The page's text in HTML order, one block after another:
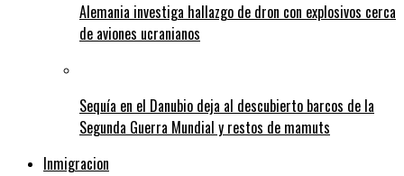
Alemania investiga hallazgo de dron con explosivos cerca
de aviones ucranianos
Sequía en el Danubio deja al descubierto barcos de la
Segunda Guerra Mundial y restos de mamuts
Inmigracion